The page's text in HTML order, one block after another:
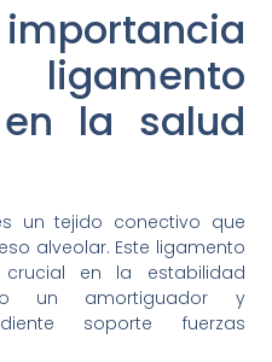
la salud
un tejido conectivo que
alveolar. Este ligamento
en la estabilidad
un amortiguador y
soporte fuerzas